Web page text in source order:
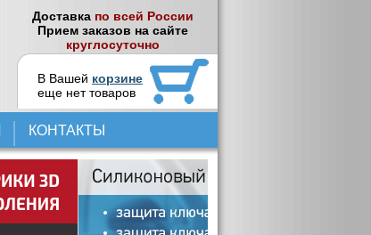
Доставка по всей России
Прием заказов на сайте
круглосуточно
В Вашей корзине
еще нет товаров
КОНТАКТЫ